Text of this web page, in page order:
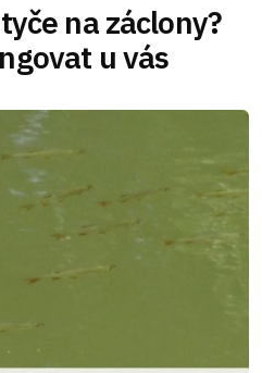
na záclony?
u vás